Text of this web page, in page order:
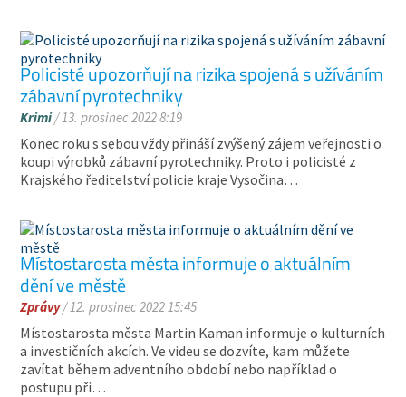
Policisté upozorňují na rizika spojená s užíváním
zábavní pyrotechniky
Krimi/ 13. prosinec 2022 8:19
Konec roku s sebou vždy přináší zvýšený zájem veřejnosti o
koupi výrobků zábavní pyrotechniky. Proto i policisté z
Krajského ředitelství policie kraje Vysočina…
Místostarosta města informuje o aktuálním
dění ve městě
Zprávy/ 12. prosinec 2022 15:45
Místostarosta města Martin Kaman informuje o kulturních
a investičních akcích. Ve videu se dozvíte, kam můžete
zavítat během adventního období nebo například o
postupu při…